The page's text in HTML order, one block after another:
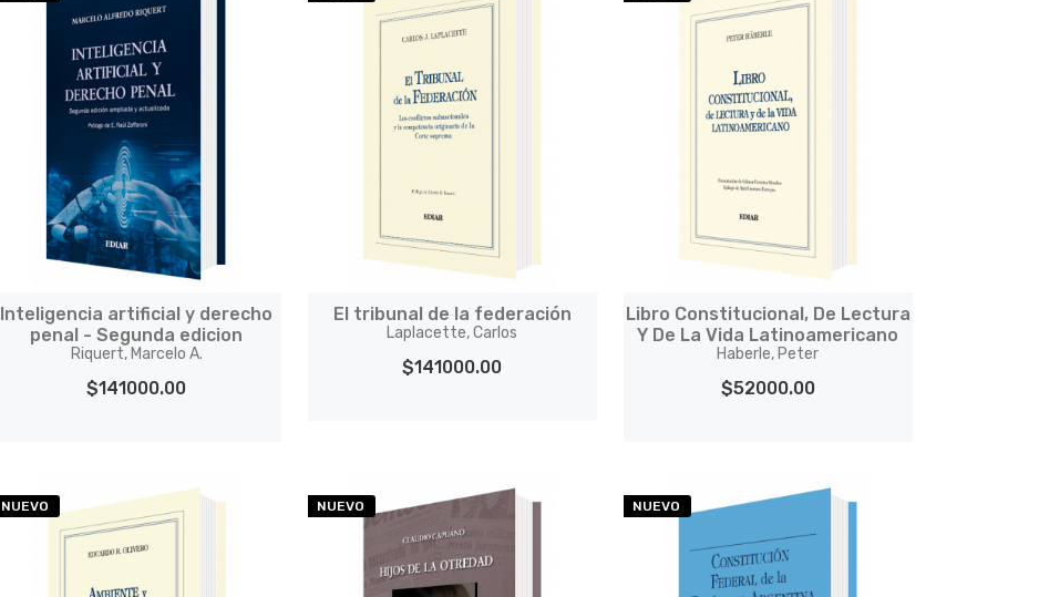
Inteligencia artificial y derecho
penal - Segunda edicion
Riquert, Marcelo A.
$141000.00
El tribunal de la federación
Laplacette, Carlos
$141000.00
Libro Constitucional, De Lectura
Y De La Vida Latinoamericano
Haberle, Peter
$52000.00
NUEVO NUEVO NUEVO